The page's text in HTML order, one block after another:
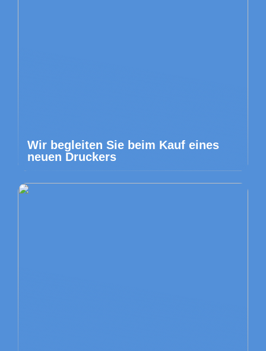
Wir begleiten Sie beim Kauf eines
neuen Druckers